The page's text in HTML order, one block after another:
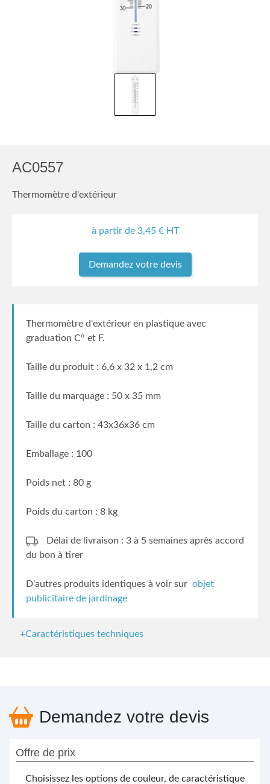
AC0557
Thermomètre d'extérieur
à partir de 3,45€ HT
Demandez votre devis
Thermomètre d'extérieur en plastique avec
graduation C° et F.
Taille du produit : 6,6 x 32 x 1,2 cm
Taille du marquage : 50 x 35 mm
Taille du carton : 43x36x36 cm
Emballage : 100
Poids net : 80 g
Poids du carton : 8 kg
Délai de livraison : 3 à 5 semaines après accord
du bon à tirer
D'autres produits identiques à voir sur objet
publicitaire de jardinage
+Caractéristiques techniques
Demandez votre devis
Offre de prix
Choisissez les options de couleur, de caractéristique